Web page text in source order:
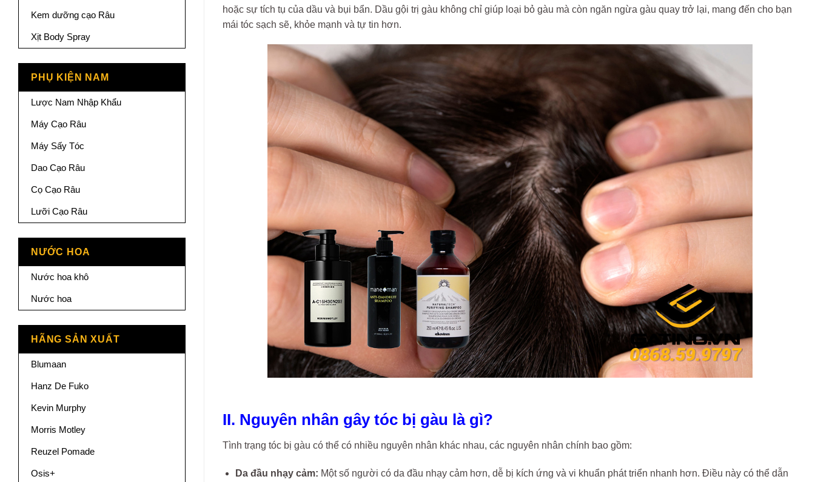
Kem dưỡng cạo Râu
Xịt Body Spray
PHỤ KIỆN NAM
Lược Nam Nhập Khẩu
Máy Cạo Râu
Máy Sấy Tóc
Dao Cạo Râu
Cọ Cạo Râu
Lưỡi Cạo Râu
NƯỚC HOA
Nước hoa khô
Nước hoa
HÃNG SẢN XUẤT
Blumaan
Hanz De Fuko
Kevin Murphy
Morris Motley
Reuzel Pomade
Osis+
hoặc sự tích tụ của dầu và bụi bẩn. Dầu gội trị gàu không chỉ giúp loại bỏ gàu mà còn ngăn ngừa gàu quay trở lại, mang đến cho bạn
mái tóc sạch sẽ, khỏe mạnh và tự tin hơn.
II. Nguyên nhân gây tóc bị gàu là gì?
Tình trạng tóc bị gàu có thể có nhiều nguyên nhân khác nhau, các nguyên nhân chính bao gồm:
Da đầu nhạy cảm: Một số người có da đầu nhạy cảm hơn, dễ bị kích ứng và vi khuẩn phát triển nhanh hơn. Điều này có thể dẫn